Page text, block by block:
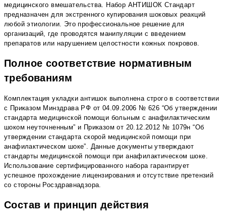
медицинского вмешательства. Набор АНТИШОК Стандарт
предназначен для экстренного купирования шоковых реакций
любой этиологии. Это профессиональное решение для
организаций, где проводятся манипуляции с введением
препаратов или нарушением целостности кожных покровов.
Полное соответствие нормативным
требованиям
Комплектация укладки антишок выполнена строго в соответствии
с Приказом Минздрава РФ от 04.09.2006 № 626 “Об утверждении
стандарта медицинской помощи больным с анафилактическим
шоком неуточненным” и Приказом от 20.12.2012 № 1079н “Об
утверждении стандарта скорой медицинской помощи при
анафилактическом шоке”. Данные документы утверждают
стандарты медицинской помощи при анафилактическом шоке.
Использование сертифицированного набора гарантирует
успешное прохождение лицензирования и отсутствие претензий
со стороны Росздравнадзора.
Состав и принцип действия